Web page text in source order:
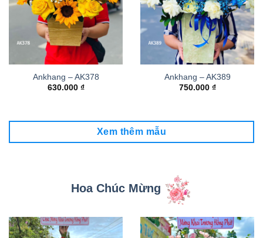
Ankhang – AK378
630.000 ₫
Ankhang – AK389
750.000 ₫
Xem thêm mẫu
Hoa Chúc Mừng